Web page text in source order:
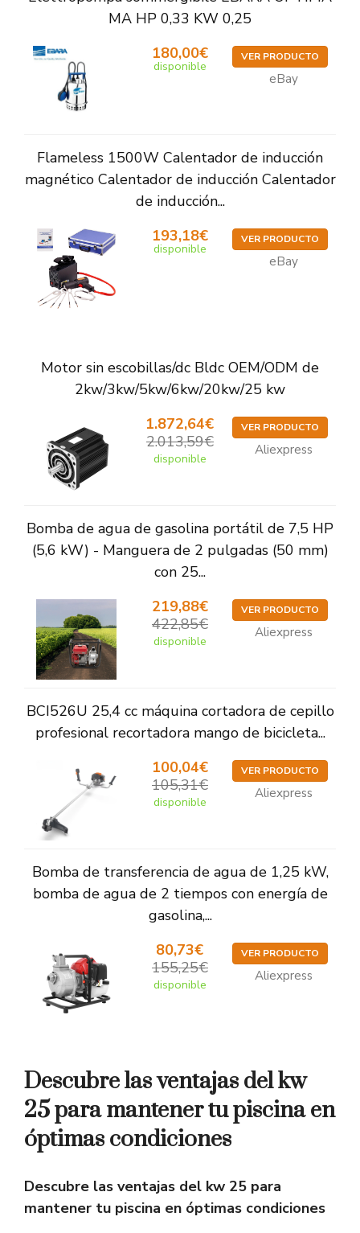
MA HP 0,33 KW 0,25
180,00€
disponible
VER PRODUCTO
eBay
Flameless 1500W Calentador de inducción
magnético Calentador de inducción Calentador
de inducción...
193,18€
disponible
VER PRODUCTO
eBay
Motor sin escobillas/dc Bldc OEM/ODM de
2kw/3kw/5kw/6kw/20kw/25 kw
1.872,64€
2.013,59€
disponible
VER PRODUCTO
Aliexpress
Bomba de agua de gasolina portátil de 7,5 HP
(5,6 kW) - Manguera de 2 pulgadas (50 mm)
con 25...
219,88€
422,85€
disponible
VER PRODUCTO
Aliexpress
BCI526U 25,4 cc máquina cortadora de cepillo
profesional recortadora mango de bicicleta...
100,04€
105,31€
disponible
VER PRODUCTO
Aliexpress
Bomba de transferencia de agua de 1,25 kW,
bomba de agua de 2 tiempos con energía de
gasolina,...
80,73€
155,25€
disponible
VER PRODUCTO
Aliexpress
Descubre las ventajas del kw
25 para mantener tu piscina en
óptimas condiciones
Descubre las ventajas del kw 25 para
mantener tu piscina en óptimas condiciones